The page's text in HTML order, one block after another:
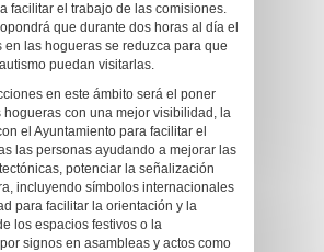
facilitar el trabajo de las comisiones.
que durante dos horas al día el
en las hogueras se reduzca para que
puedan visitarlas.
en este ámbito será el poner
hogueras con una mejor visibilidad, la
el Ayuntamiento para facilitar el
las personas ayudando a mejorar las
potenciar la señalización
incluyendo símbolos internacionales
para facilitar la orientación y la
los espacios festivos o la
signos en asambleas y actos como